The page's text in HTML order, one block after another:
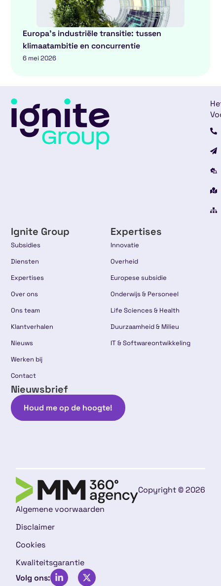
Europa’s industriële transitie: tussen
klimaatambitie en concurrentie
6 mei 2026
Ignite Group
Subsidies
Diensten
Expertises
Over ons
Ons team
Klantverhalen
Nieuws
Werken bij
Contact
Expertises
Innovatie
Overheid
Europese subsidie
Onderwijs & Personeel
Life Sciences & Health
Duurzaamheid & Milieu
IT & Softwareontwikkeling
Nieuwsbrief
Houd me op de hoogte!
Copyright © 2026
Algemene voorwaarden
Disclaimer
Cookies
Kwaliteitsgarantie
Volg ons: